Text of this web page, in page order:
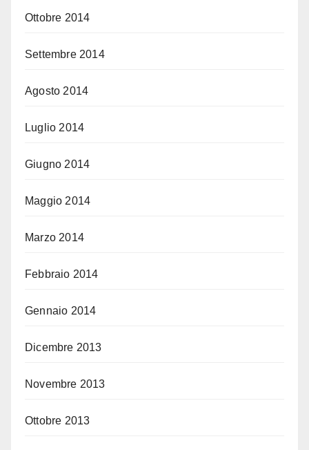
Ottobre 2014
Settembre 2014
Agosto 2014
Luglio 2014
Giugno 2014
Maggio 2014
Marzo 2014
Febbraio 2014
Gennaio 2014
Dicembre 2013
Novembre 2013
Ottobre 2013